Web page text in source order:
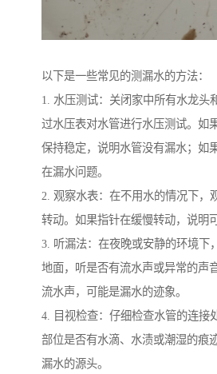
以下是一些常见的测漏水的方法：
1. 水压测试：关闭家中所有水龙头
过水压表对水管进行水压测试。如
保持稳定，说明水管没有漏水；如
在漏水问题。
2. 观察水表：在不用水的情况下，
转动。如果指针在缓慢转动，说明
3. 听漏法：在夜晚或安静的环境下
地面，听是否有流水声或异常的声
流水声，可能是漏水的迹象。
4. 目视检查：仔细检查水管的连接
部位是否有水滴、水渍或潮湿的痕
漏水的源头。